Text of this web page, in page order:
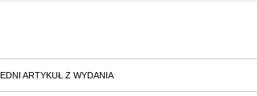
ARTYKUŁ Z WYDANIA